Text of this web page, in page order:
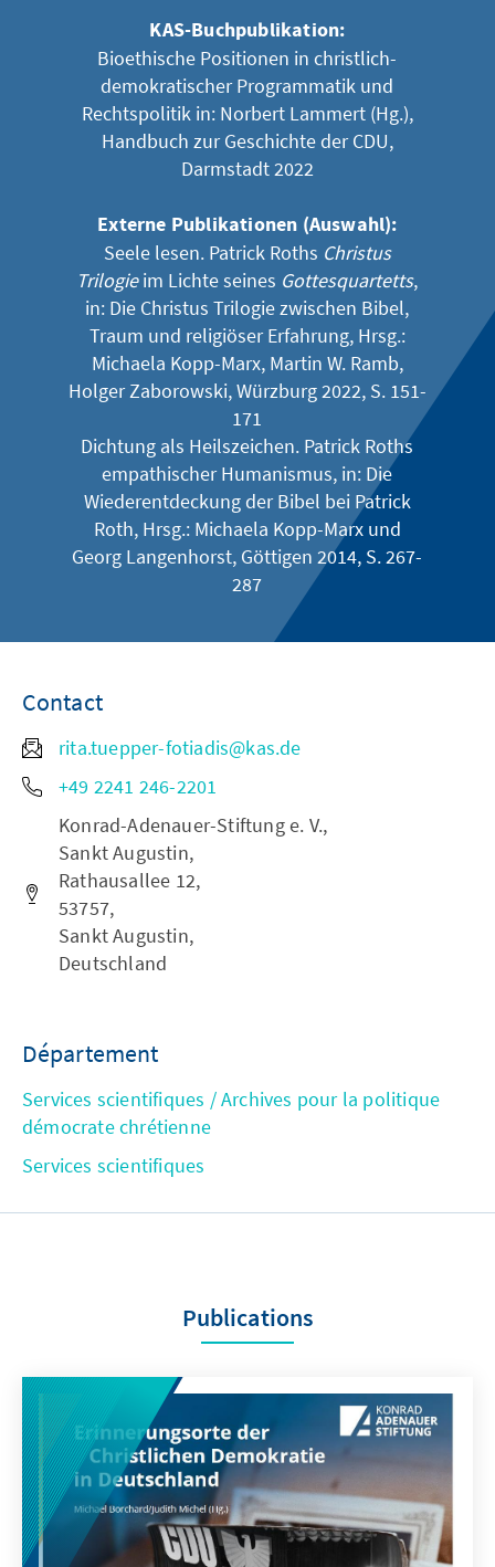
KAS-Buchpublikation:
Bioethische Positionen in christlich-
demokratischer Programmatik und
Rechtspolitik in: Norbert Lammert (Hg.),
Handbuch zur Geschichte der CDU,
Darmstadt 2022
Externe Publikationen (Auswahl):
Seele lesen. Patrick Roths Christus
Trilogieim Lichte seines Gottesquartetts,
in: Die Christus Trilogie zwischen Bibel,
Traum und religiöser Erfahrung, Hrsg.:
Michaela Kopp-Marx, Martin W. Ramb,
Holger Zaborowski, Würzburg 2022, S. 151-
171
Dichtung als Heilszeichen. Patrick Roths
empathischer Humanismus, in: Die
Wiederentdeckung der Bibel bei Patrick
Roth, Hrsg.: Michaela Kopp-Marx und
Georg Langenhorst, Göttigen 2014, S. 267-
287
Contact
rita.tuepper-fotiadis@kas.de
+49 2241 246-2201
Konrad-Adenauer-Stiftung e. V.,
Sankt Augustin,
Rathausallee 12,
53757,
Sankt Augustin,
Deutschland
Département
Services scientifiques / Archives pour la politique
démocrate chrétienne
Services scientifiques
Publications